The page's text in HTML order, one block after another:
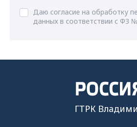
Даю согласие на обработку
данных в соответствии с ФЗ
ГТРК